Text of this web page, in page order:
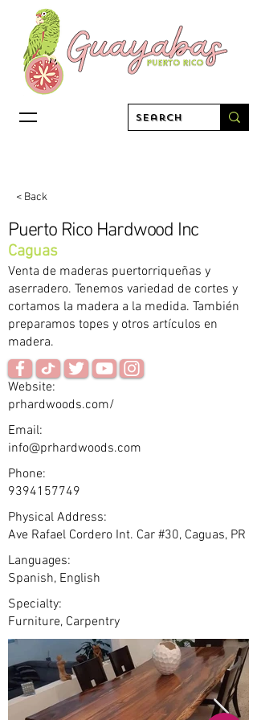
< Back
Puerto Rico Hardwood Inc
Caguas
Venta de maderas puertorriqueñas y
aserradero. Tenemos variedad de cortes y
cortamos la madera a la medida. También
preparamos topes y otros artículos en
madera.
Website:
prhardwoods.com/
Email:
info@prhardwoods.com
Phone:
9394157749
Physical Address:
Ave Rafael Cordero Int. Car #30, Caguas, PR
Languages:
Spanish, English
Specialty:
Furniture, Carpentry